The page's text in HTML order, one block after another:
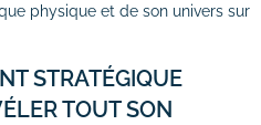
physique et de son univers sur
STRATÉGIQUE
TOUT SON